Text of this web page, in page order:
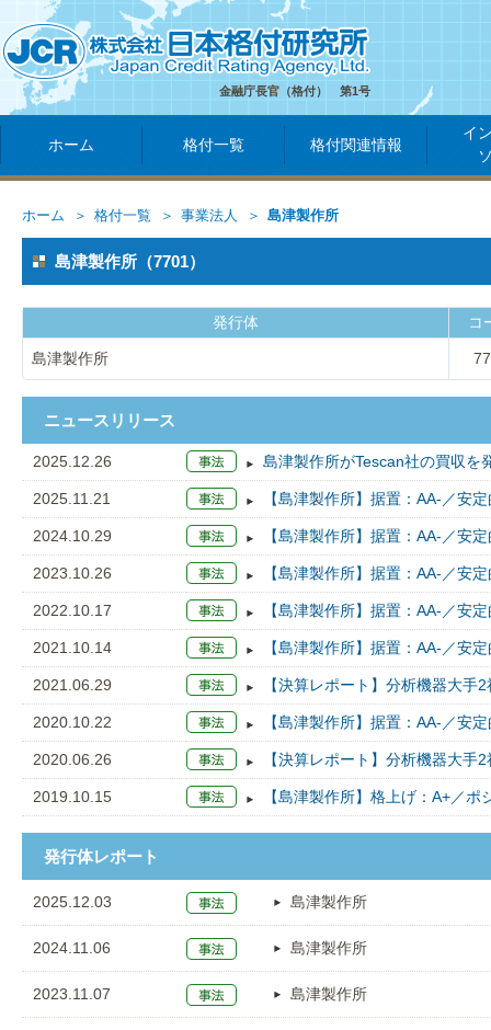
金融庁長官（格付） 第1号
ホーム 格付一覧 格付関連情報
イ
ホーム 格付一覧 事業法人 島津製作所
島津製作所（7701）
発行体 コ
島津製作所
ニュースリリース
2025.12.26 島津製作所がTescan社の買収を
2025.11.21 【島津製作所】据置：AA-／安
2024.10.29 【島津製作所】据置：AA-／安
2023.10.26 【島津製作所】据置：AA-／安
2022.10.17 【島津製作所】据置：AA-／安
2021.10.14 【島津製作所】据置：AA-／安
2021.06.29 【決算レポート】分析機器大手
2020.10.22 【島津製作所】据置：AA-／安
2020.06.26 【決算レポート】分析機器大手
2019.10.15 【島津製作所】格上げ：A+／
発行体レポート
2025.12.03 島津製作所
2024.11.06 島津製作所
2023.11.07 島津製作所